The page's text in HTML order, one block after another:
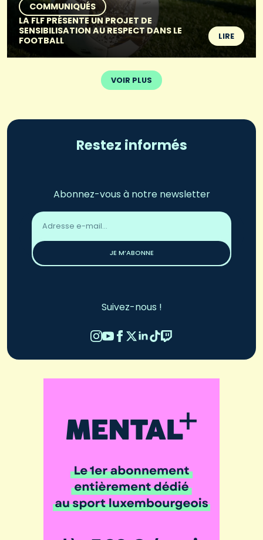
COMMUNIQUÉS
LA FLF PRÉSENTE UN PROJET DE
SENSIBILISATION AU RESPECT DANS LE
FOOTBALL
LIRE
VOIR PLUS
Restez informés
Abonnez-vous à notre newsletter
Adresse
email
JE M’ABONNE
Suivez-nous !